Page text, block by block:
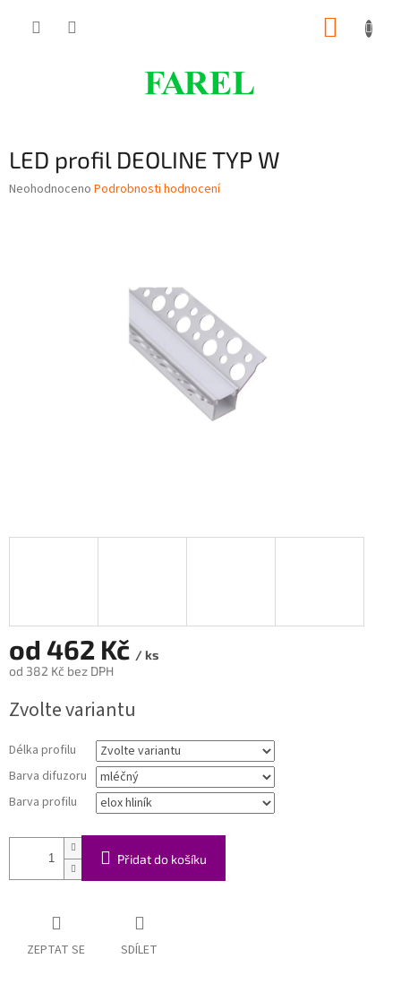
LED profil DEOLINE TYP W
Průměrné
Neohodnoceno Podrobnosti hodnocení
od 462 Kč / ks
od 382 Kč bez DPH
cena:
Zvolte variantu
Délka profilu
Barva difuzoru
Barva profilu
Přidat do košíku
ZEPTAT SE SDÍLET